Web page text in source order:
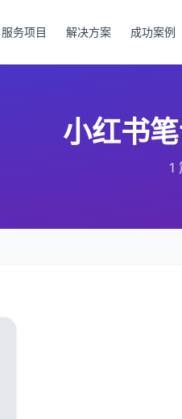
服务项目 解决方案 成功案例
小红书
1